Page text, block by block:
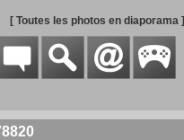
[ Toutes les photos en diaporama ]